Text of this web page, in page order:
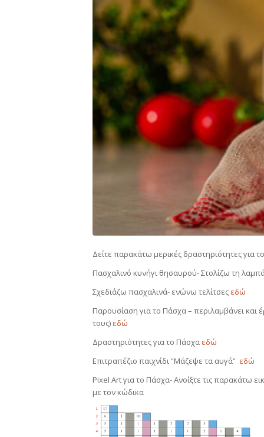
Δείτε παρακάτω μερικές δραστηριότητες για
Πασχαλινό κυνήγι θησαυρού- Στολίζω τη
Σχεδιάζω πασχαλινά- ενώνω τελίτσες εδώ
Παρουσίαση για το Πάσχα – περιλαμβάνει και
τους) εδώ
Δραστηριότητες για το Πάσχα εδώ
Επιτραπέζιο παιχνίδι “Μάζεψε τα αυγά” εδώ
Pixel Art για το Πάσχα- Ανοίξτε τις παρακάτω
με τον κώδικα